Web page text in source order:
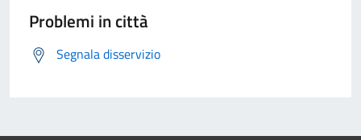
Problemi in città
Segnala disservizio